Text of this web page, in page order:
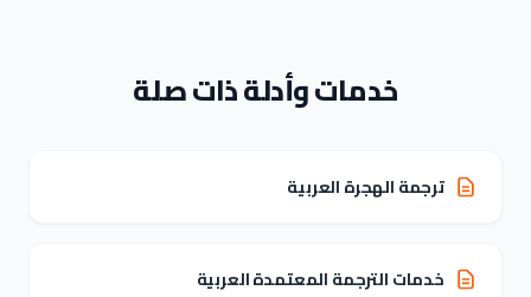
خدمات وأدلة ذات صلة
ترجمة الهجرة العربية
خدمات الترجمة المعتمدة العربية